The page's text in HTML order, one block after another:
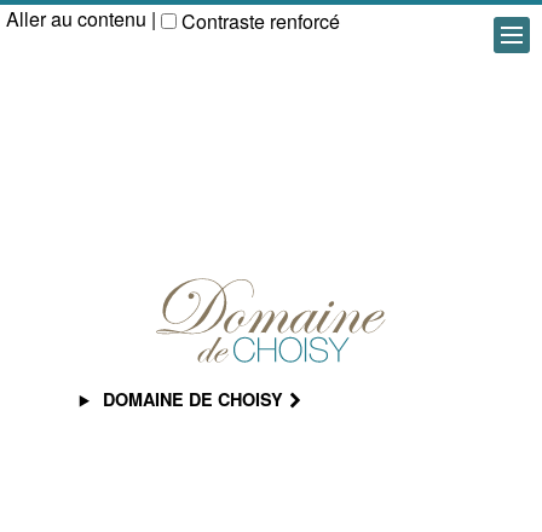
Aller au contenu | Contraste renforcé
DOMAINE DE CHOISY